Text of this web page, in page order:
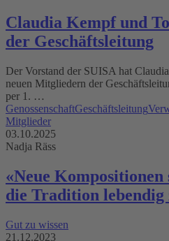
Claudia Kempf und
der Geschäftsleitung
Der Vorstand der SUISA hat
neuen Mitgliedern der
per 1. …
GenossenschaftGeschäftsleitung
Mitglieder
03.10.2025
Nadja Räss
«Neue
die Tradition lebendig
Gut zu wissen
21.12.2023